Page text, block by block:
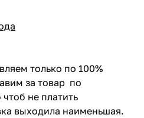
только по 100%
за товар по
не платить
выходила наименьшая.